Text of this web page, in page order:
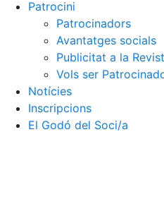
Patrocini
Patrocinadors
Avantatges socials
Publicitat a la
Vols ser
Notícies
Inscripcions
El Godó del Soci/a